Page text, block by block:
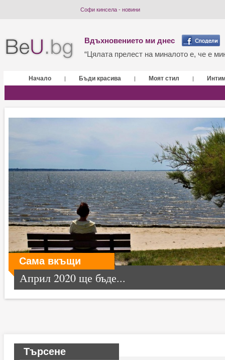
Софи кинсела - новини
Вдъхновението ми днес
“Цялата прелест на миналото е, че е
Начало | Бъди красива | Моят стил |
Сама вкъщи
Април 2020 ще бъде...
Търсене